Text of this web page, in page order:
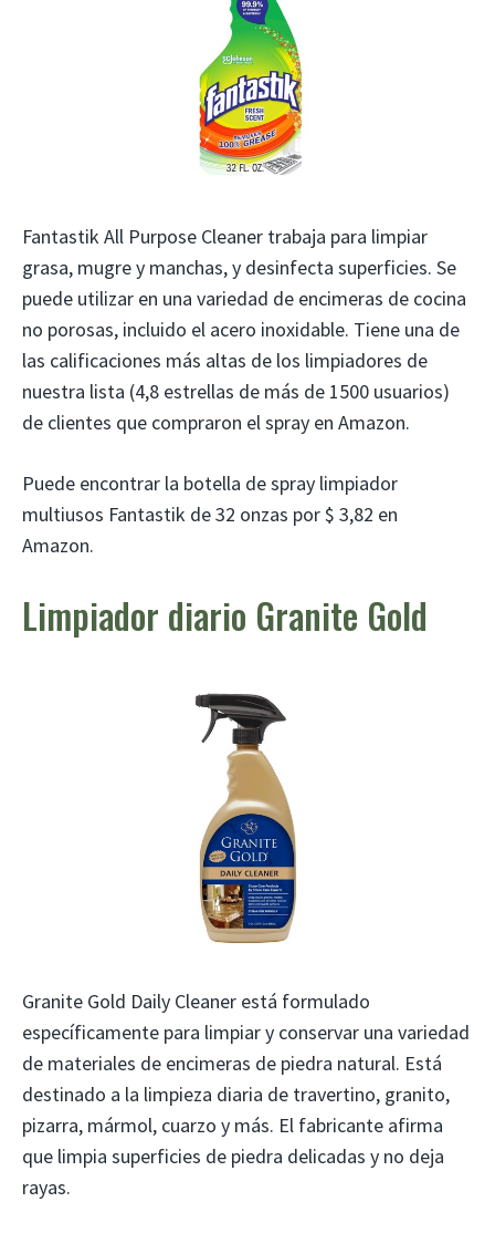
Fantastik All Purpose Cleaner trabaja para limpiar
grasa, mugre y manchas, y desinfecta superficies. Se
puede utilizar en una variedad de encimeras de cocina
no porosas, incluido el acero inoxidable. Tiene una de
las calificaciones más altas de los limpiadores de
nuestra lista (4,8 estrellas de más de 1500 usuarios)
de clientes que compraron el spray en Amazon.
Puede encontrar la botella de spray limpiador
multiusos Fantastik de 32 onzas por $ 3,82 en
Amazon.
Limpiador diario Granite Gold
Granite Gold Daily Cleaner está formulado
específicamente para limpiar y conservar una variedad
de materiales de encimeras de piedra natural. Está
destinado a la limpieza diaria de travertino, granito,
pizarra, mármol, cuarzo y más. El fabricante afirma
que limpia superficies de piedra delicadas y no deja
rayas.